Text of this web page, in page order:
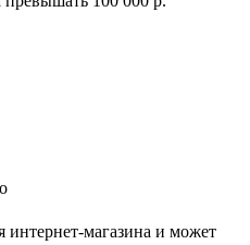
интернет-магазина и может